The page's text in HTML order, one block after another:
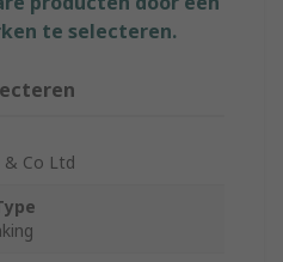
te selecteren.
Co Ltd